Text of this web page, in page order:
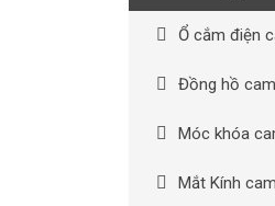
Ổ cắm điện
Đồng hồ
Móc khóa
Mắt Kính